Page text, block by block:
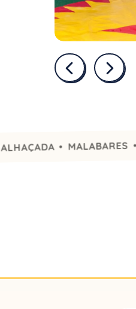
• MALABARES •